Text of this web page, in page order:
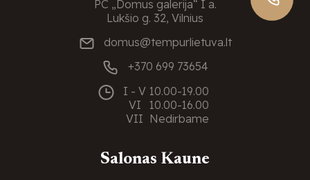
PC „Domus galerija“ I a.
Lukšio g. 32, Vilnius
domus@tempurlietuva.lt
+370 699 73654
I - V 10.00-19.00
VI
10.00-16.00
VII Nedirbame
Salonas Kaune